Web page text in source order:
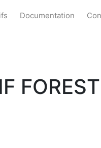
Documentation